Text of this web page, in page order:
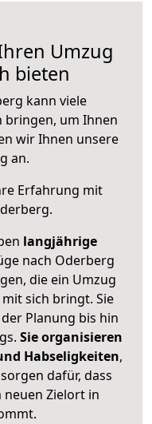
Umzug
bieten
kann viele
um Ihnen
wir Ihnen unsere
an.
Erfahrung mit
.
langjährige
nach Oderberg
die ein Umzug
sich bringt. Sie
Planung bis hin
Sie organisieren
Habseligkeiten,
dafür, dass
Zielort in